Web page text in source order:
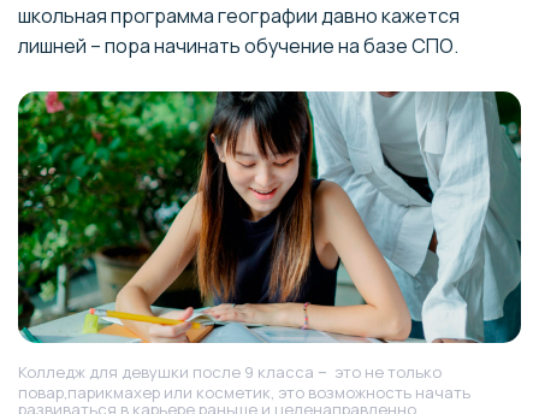
школьная программа географии давно кажется
лишней – пора начинать обучение на базе СПО.
Колледж для девушки после 9 класса – это не только
повар,парикмахер или косметик, это возможность начать
развиваться в карьере раньше и целенаправленно